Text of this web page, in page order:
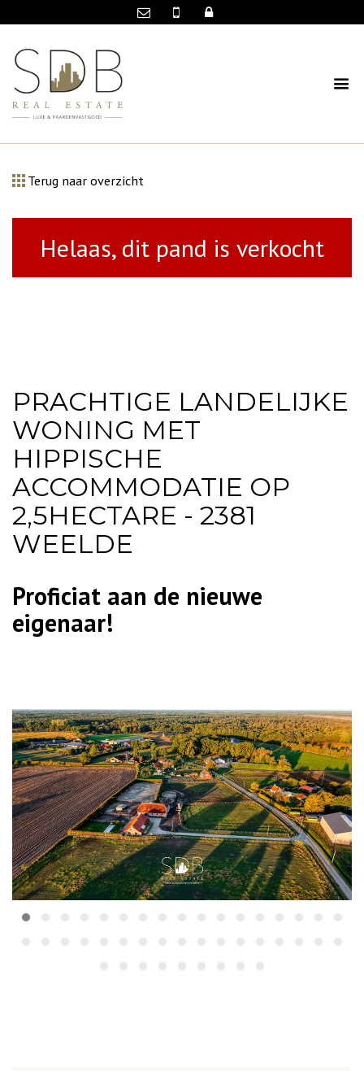
Terug naar overzicht
Helaas, dit pand is verkocht
PRACHTIGE LANDELIJKE
WONING MET
HIPPISCHE
ACCOMMODATIE OP
2,5HECTARE - 2381
WEELDE
Proficiat aan de nieuwe
eigenaar!